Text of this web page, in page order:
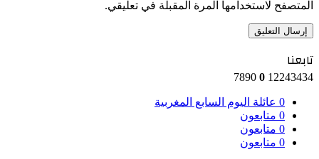
المتصفح لاستخدامها المرة المقبلة في تعليقي.
تابعنا
12243434
0
0 عائلة اليوم السابع المغربية
0 متابعون
0 متابعون
0 متابعون